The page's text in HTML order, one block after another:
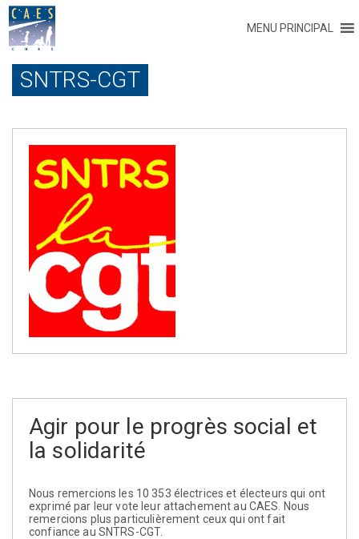
MENU PRINCIPAL
SNTRS-CGT
Agir pour le progrès social et
la solidarité
Nous remercions les 10 353 électrices et électeurs qui ont
exprimé par leur vote leur attachement au CAES. Nous
remercions plus particulièrement ceux qui ont fait
confiance au SNTRS-CGT.